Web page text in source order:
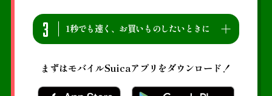
Suicaのチャージをはじめ、定期券・Suicaグリー
ン券・おトクなきっぷの購入が、窓口や券売機に
並ばずにアプリ操作で完結します。お手元のモバ
１台多役のモバイルSuicaを詳しく知る
3 1秒でも速く、お買いものしたいときに
かずにスマホをかざすだけで支払い可能！さら
に、スマホの通信ができないときも、一部の機種
まずはモバイルSuicaアプリをダウンロード！